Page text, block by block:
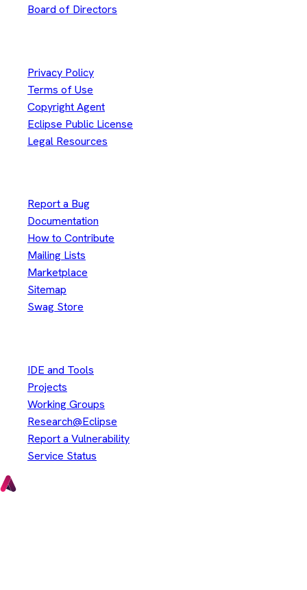
Board of Directors
Privacy Policy
Terms of Use
Copyright Agent
Eclipse Public License
Legal Resources
Report a Bug
Documentation
How to Contribute
Mailing Lists
Marketplace
Sitemap
Swag Store
IDE and Tools
Projects
Working Groups
Research@Eclipse
Report a Vulnerability
Service Status